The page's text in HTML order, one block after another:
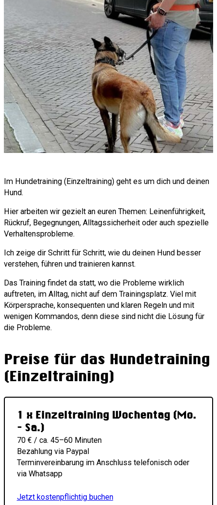
Im Hundetraining (Einzeltraining) geht es um dich und deinen
Hund.
Hier arbeiten wir gezielt an euren Themen: Leinenführigkeit,
Rückruf, Begegnungen, Alltagssicherheit oder auch spezielle
Verhaltensprobleme.
Ich zeige dir Schritt für Schritt, wie du deinen Hund besser
verstehen, führen und trainieren kannst.
Das Training findet da statt, wo die Probleme wirklich
auftreten, im Alltag, nicht auf dem Trainingsplatz. Viel mit
Körpersprache, konsequenten und klaren Regeln und mit
wenigen Kommandos, denn diese sind nicht die Lösung für
die Probleme.
Preise für das Hundetraining
(Einzeltraining)
1 x Einzeltraining Wochentag (Mo.
– Sa.)
70 € / ca. 45–60 Minuten
Bezahlung via Paypal
Terminvereinbarung im Anschluss telefonisch oder
via Whatsapp
Jetzt kostenpflichtig buchen